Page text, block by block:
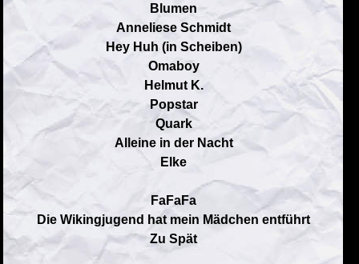
Blumen
Anneliese Schmidt
Hey Huh (in Scheiben)
Omaboy
Helmut K.
Popstar
Quark
Alleine in der Nacht
Elke
FaFaFa
Die Wikingjugend hat mein Mädchen entführt
Zu Spät